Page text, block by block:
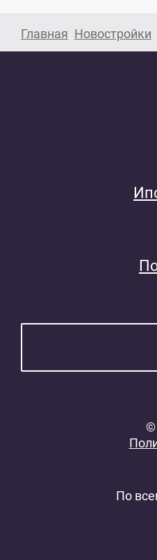
Главная Новостройки
©
По